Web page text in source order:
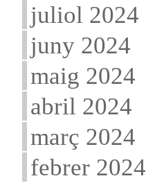
juliol 2024
juny 2024
maig 2024
abril 2024
març 2024
febrer 2024